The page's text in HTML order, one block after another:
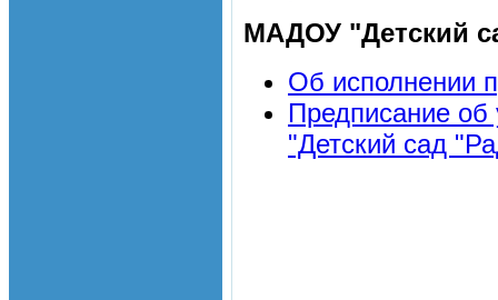
МАДОУ "Детский
Об исполнении
Предписание
"Детский сад